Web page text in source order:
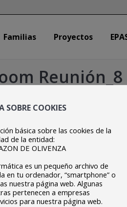
Familias Proyectos
Reunión_8
SOBRE COOKIES
básica sobre las cookies de la
de la entidad:
DE OLIVENZA
es un pequeño archivo de
en tu ordenador, “smartphone” o
nuestra página web. Algunas
pertenecen a empresas
para nuestra página web.
Familias Proyectos